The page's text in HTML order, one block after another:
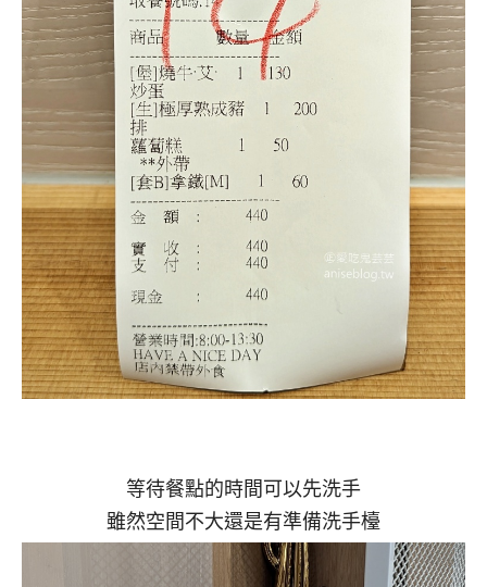
等待餐點的時間可以先洗手
雖然空間不大還是有準備洗手檯